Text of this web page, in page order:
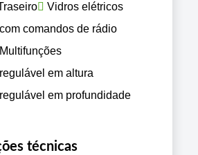
Vidros elétricos
comandos de rádio
em altura
em profundidade
técnicas